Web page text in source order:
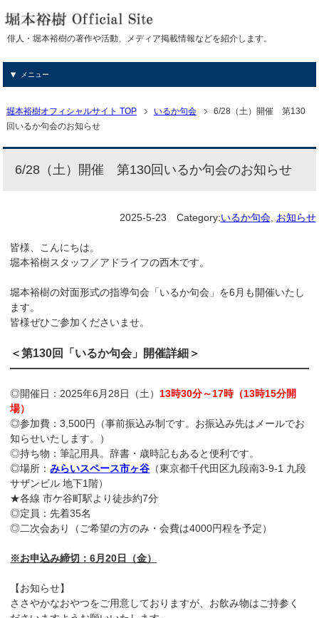
俳人・堀本裕樹の著作や活動、メディア掲載情報などを紹介します。
メニュー
堀本裕樹オフィシャルサイト TOP いるか句会
6/28（土）開催 第130
回いるか句会のお知らせ
6/28（土）開催 第130回いるか句会のお知らせ
2025-5-23 Category:いるか句会, お知らせ
皆様、こんにちは。
堀本裕樹スタッフ／アドライフの西木です。
堀本裕樹の対面形式の指導句会「いるか句会」を6月も開催いたし
ます。
皆様ぜひご参加くださいませ。
＜第130回「いるか句会」開催詳細＞
◎開催日：2025年6月28日（土） 13時30分～17時（13時15分開
場）
◎参加費：3,500円（事前振込み制です。お振込み先はメールでお
知らせいたします。）
◎持ち物：筆記用具。辞書・歳時記もあると便利です。
◎場所：みらいスペース市ヶ谷 （東京都千代田区九段南3-9-1 九段
サザンビル 地下1階）
★各線 市ケ谷町駅より徒歩約7分
◎定員：先着35名
◎二次会あり（ご希望の方のみ・会費は4000円程を予定）
※お申込み締切：6月20日（金）
【お知らせ】
ささやかなおやつをご用意しておりますが、お飲み物はご持参く